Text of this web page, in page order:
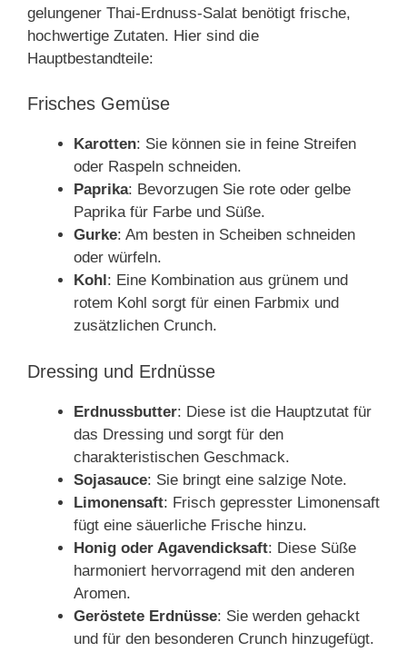
gelungener Thai-Erdnuss-Salat benötigt frische,
hochwertige Zutaten. Hier sind die
Hauptbestandteile:
Frisches Gemüse
Karotten: Sie können sie in feine Streifen
oder Raspeln schneiden.
Paprika: Bevorzugen Sie rote oder gelbe
Paprika für Farbe und Süße.
Gurke: Am besten in Scheiben schneiden
oder würfeln.
Kohl: Eine Kombination aus grünem und
rotem Kohl sorgt für einen Farbmix und
zusätzlichen Crunch.
Dressing und Erdnüsse
Erdnussbutter: Diese ist die Hauptzutat für
das Dressing und sorgt für den
charakteristischen Geschmack.
Sojasauce: Sie bringt eine salzige Note.
Limonensaft: Frisch gepresster Limonensaft
fügt eine säuerliche Frische hinzu.
Honig oder Agavendicksaft: Diese Süße
harmoniert hervorragend mit den anderen
Aromen.
Geröstete Erdnüsse: Sie werden gehackt
und für den besonderen Crunch hinzugefügt.